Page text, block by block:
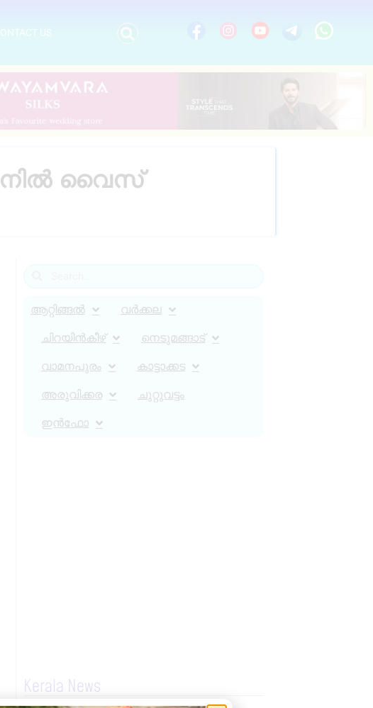
US
വൈസ്
ആറ്റിങ്ങൽ വർക്കല
ചിറയിൻകീഴ് നെടുമങ്ങാട്
വാമനപുരം കാട്ടാക്കട
അരുവിക്കര ചുറ്റുവട്ടം
ഇൻഫോ
Kerala News